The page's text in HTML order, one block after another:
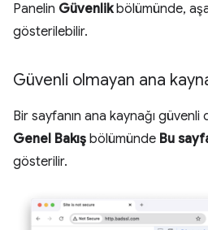
Panelin Güvenlikbölümünde,
gösterilebilir.
Güvenli olmayan ana
Bir sayfanın ana kaynağı güvenli
Genel Bakış bölümünde Bu
gösterilir.